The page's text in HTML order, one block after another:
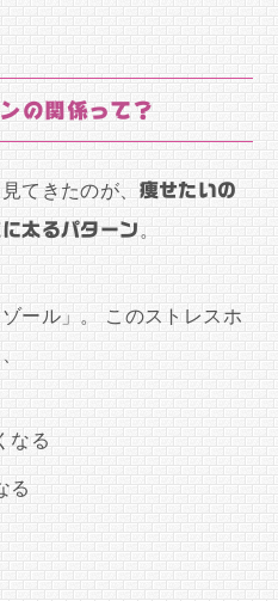
の関係って？
てきたのが、 痩せたいの
太るパターン 。
ール」。 このストレスホ
なる
る